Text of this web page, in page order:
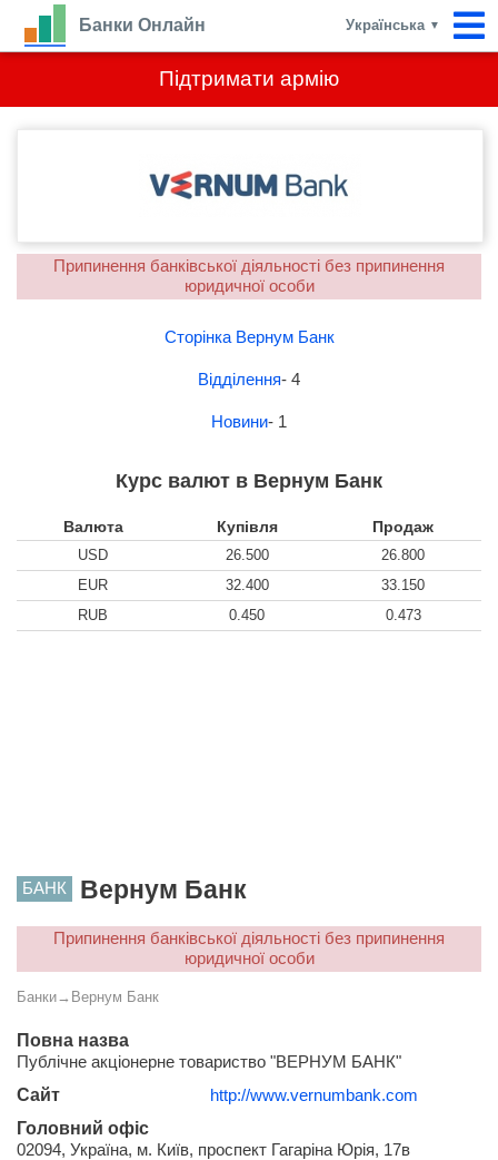
Підтримати армію
Банки Онлайн Українська ▼
Припинення банківської діяльності без припинення
юридичної особи
Сторінка Вернум Банк
Відділення- 4
Новини- 1
Курс валют в Вернум Банк
Валюта Купівля Продаж
USD 26.500
26.800
EUR
32.400
33.150
RUB
0.450 0.473
БАНК Вернум Банк
Припинення банківської діяльності без припинення
юридичної особи
Банки→ Вернум Банк
Повна назва
Публічне акціонерне товариство "ВЕРНУМ БАНК"
Сайт
http://www.vernumbank.com
Головний офіс
02094, Україна, м. Київ, проспект Гагаріна Юрія, 17в